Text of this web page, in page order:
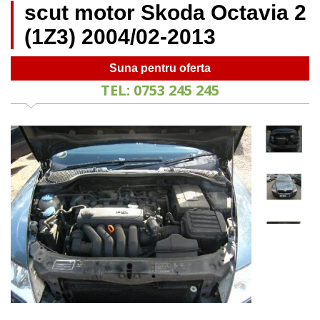
scut motor Skoda Octavia 2
(1Z3) 2004/02-2013
Suna pentru oferta
TEL: 0753 245 245